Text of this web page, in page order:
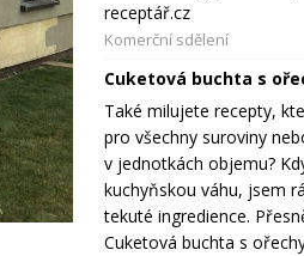
receptář.cz
Komerční sdělení
Cuketová buchta s
Také milujete recepty,
pro všechny suroviny
v jednotkách objemu?
kuchyňskou váhu, jsem
tekuté ingredience.
Cuketová buchta s